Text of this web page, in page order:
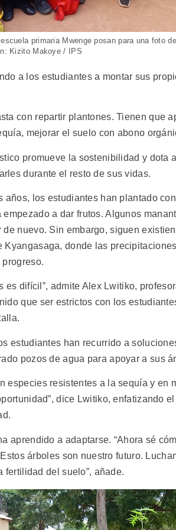
primaria Mwenge posan para una foto
Kizito Makoye / IPS
a los estudiantes a montar sus
con repartir plantones. Tienen que
mejorar el suelo con abono
promueve la sostenibilidad y dota
durante el resto de sus vidas.
años, los estudiantes han plantado
empezado a dar frutos. Algunos
de nuevo. Sin embargo, siguen
Kyangasaga, donde las
es difícil”, admite Alex Lwitiko,
que ser estrictos con los
estudiantes han recurrido a
pozos de agua para apoyar a sus
especies resistentes a la sequía y en
dice Lwitiko, enfatizando
aprendido a adaptarse. “Ahora sé
árboles son nuestro futuro.
fertilidad del suelo”, añade.